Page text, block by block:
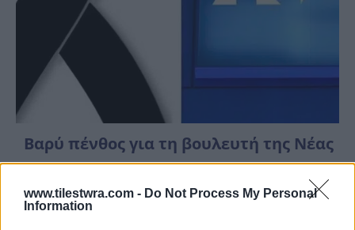
www.tilestwra.com - Do Not Process My Personal
Information
Βαρύ πένθος για τη βουλευτή της Νέας
Δημοκρατίας – Πέθανε ο σύζυγός της,
διακεκριμένος επιστήμονας